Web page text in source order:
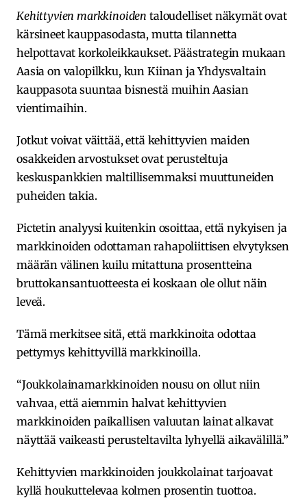
Kehittyvien markkinoiden taloudelliset näkymät ovat
kärsineet kauppasodasta, mutta tilannetta
helpottavat korkoleikkaukset. Päästrategin mukaan
Aasia on valopilkku, kun Kiinan ja Yhdysvaltain
kauppasota suuntaa bisnestä muihin Aasian
vientimaihin.
Jotkut voivat väittää, että kehittyvien maiden
osakkeiden arvostukset ovat perusteltuja
keskuspankkien maltillisemmaksi muuttuneiden
puheiden takia.
Pictetin analyysi kuitenkin osoittaa, että nykyisen ja
markkinoiden odottaman rahapoliittisen elvytyksen
määrän välinen kuilu mitattuna prosentteina
bruttokansantuotteesta ei koskaan ole ollut näin
leveä.
Tämä merkitsee sitä, että markkinoita odottaa
pettymys kehittyvillä markkinoilla.
“Joukkolainamarkkinoiden nousu on ollut niin
vahvaa, että aiemmin halvat kehittyvien
markkinoiden paikallisen valuutan lainat alkavat
näyttää vaikeasti perusteltavilta lyhyellä aikavälillä.”
Kehittyvien markkinoiden joukkolainat tarjoavat
kyllä houkuttelevaa kolmen prosentin tuottoa.